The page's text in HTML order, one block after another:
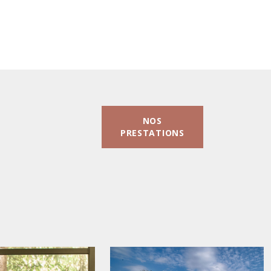
NOS
PRESTATIONS